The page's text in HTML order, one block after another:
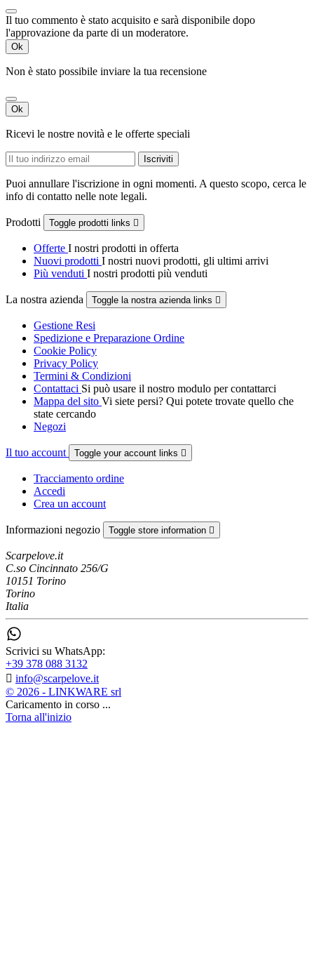
Il tuo commento è stato acquisito e sarà disponibile dopo
l'approvazione da parte di un moderatore.
Ok
Non è stato possibile inviare la tua recensione
Ok
Ricevi le nostre novità e le offerte speciali
Puoi annullare l'iscrizione in ogni momenti. A questo scopo, cerca le
info di contatto nelle note legali.
Prodotti Toggle prodotti links 
Offerte I nostri prodotti in offerta
Nuovi prodotti I nostri nuovi prodotti, gli ultimi arrivi
Più venduti I nostri prodotti più venduti
La nostra azienda Toggle la nostra azienda links 
Gestione Resi
Spedizione e Preparazione Ordine
Cookie Policy
Privacy Policy
Termini & Condizioni
Contattaci Si può usare il nostro modulo per contattarci
Mappa del sito Vi siete persi? Qui potete trovate quello che
state cercando
Negozi
Il tuo account Toggle your account links 
Tracciamento ordine
Accedi
Crea un account
Informazioni negozio Toggle store information 
Scarpelove.it
C.so Cincinnato 256/G
10151 Torino
Torino
Italia
Scrivici su WhatsApp:
+39 378 088 3132
 info@scarpelove.it
© 2026 - LINKWARE srl
Caricamento in corso ...
Torna all'inizio